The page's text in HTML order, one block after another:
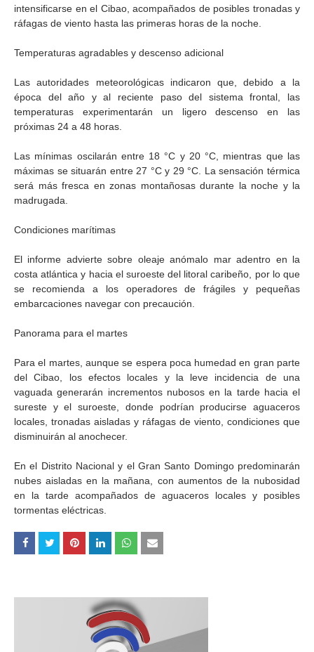
intensificarse en el Cibao, acompañados de posibles tronadas y
ráfagas de viento hasta las primeras horas de la noche.
Temperaturas agradables y descenso adicional
Las autoridades meteorológicas indicaron que, debido a la
época del año y al reciente paso del sistema frontal, las
temperaturas experimentarán un ligero descenso en las
próximas 24 a 48 horas.
Las mínimas oscilarán entre 18 °C y 20 °C, mientras que las
máximas se situarán entre 27 °C y 29 °C. La sensación térmica
será más fresca en zonas montañosas durante la noche y la
madrugada.
Condiciones marítimas
El informe advierte sobre oleaje anómalo mar adentro en la
costa atlántica y hacia el suroeste del litoral caribeño, por lo que
se recomienda a los operadores de frágiles y pequeñas
embarcaciones navegar con precaución.
Panorama para el martes
Para el martes, aunque se espera poca humedad en gran parte
del Cibao, los efectos locales y la leve incidencia de una
vaguada generarán incrementos nubosos en la tarde hacia el
sureste y el suroeste, donde podrían producirse aguaceros
locales, tronadas aisladas y ráfagas de viento, condiciones que
disminuirán al anochecer.
En el Distrito Nacional y el Gran Santo Domingo predominarán
nubes aisladas en la mañana, con aumentos de la nubosidad
en la tarde acompañados de aguaceros locales y posibles
tormentas eléctricas.